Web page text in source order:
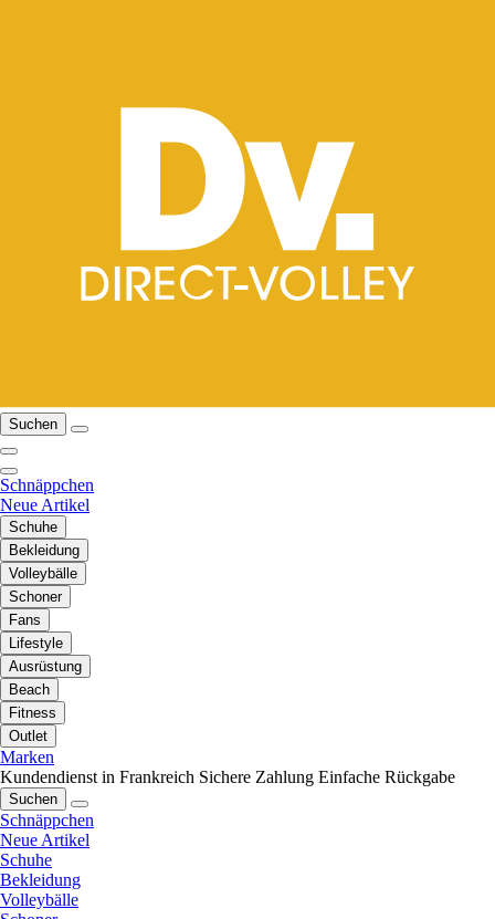
Suchen
Schnäppchen
Neue Artikel
Schuhe
Bekleidung
Volleybälle
Schoner
Fans
Lifestyle
Ausrüstung
Beach
Fitness
Outlet
Marken
Kundendienst in Frankreich Sichere Zahlung Einfache Rückgabe
Suchen
Schnäppchen
Neue Artikel
Schuhe
Bekleidung
Volleybälle